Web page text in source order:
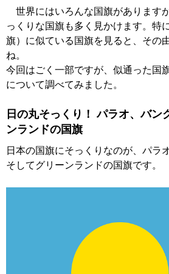
世界にはいろんな国旗があります
っくりな国旗も多く見かけます。特
旗）に似ている国旗を見ると、その
ね。
今回はごく一部ですが、似通った国
について調べてみました。
日の丸そっくり！ パラオ、バン
ンランドの国旗
日本の国旗にそっくりなのが、パラ
そしてグリーンランドの国旗です。